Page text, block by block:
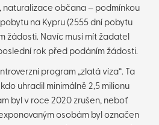
naturalizace občana – podmínkou
na Kypru (2555 dní pobytu
žádosti. Navíc musí mít žadatel
rok před podáním žádosti.
program „zlatá víza“. Ta
uhradil minimálně 2,5 milionu
byl v roce 2020 zrušen, neboť
osobám byl označen